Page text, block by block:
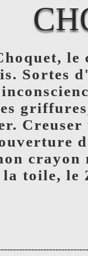
le
Sortes
Creuser
toile, le